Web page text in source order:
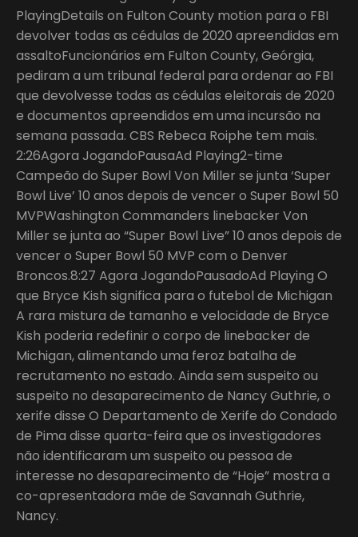
PlayingDetails on Fulton County motion para o FBI
devolver todas as cédulas de 2020 apreendidas em
assaltoFuncionários em Fulton County, Geórgia,
pediram a um tribunal federal para ordenar ao FBI
que devolvesse todas as cédulas eleitorais de 2020
e documentos apreendidos em uma incursão na
semana passada. CBS Rebeca Roiphe tem mais.
2:26Agora JogandoPausaAd Playing2-time
Campeão do Super Bowl Von Miller se junta ‘Super
Bowl Live’ 10 anos depois de vencer o Super Bowl 50
MVPWashington Commanders linebacker Von
Miller se junta ao “Super Bowl Live” 10 anos depois de
vencer o Super Bowl 50 MVP com o Denver
Broncos.8:27 Agora JogandoPausadoAd Playing O
que Bryce Kish significa para o futebol de Michigan
A rara mistura de tamanho e velocidade de Bryce
Kish poderia redefinir o corpo de linebacker de
Michigan, alimentando uma feroz batalha de
recrutamento no estado. Ainda sem suspeito ou
suspeito no desaparecimento de Nancy Guthrie, o
xerife disse O Departamento de Xerife do Condado
de Pima disse quarta-feira que os investigadores
não identificaram um suspeito ou pessoa de
interesse no desaparecimento de “Hoje” mostra a
co-apresentadora mãe de Savannah Guthrie,
Nancy.